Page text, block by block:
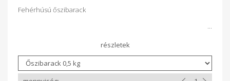
Fehérhúsú őszibarack